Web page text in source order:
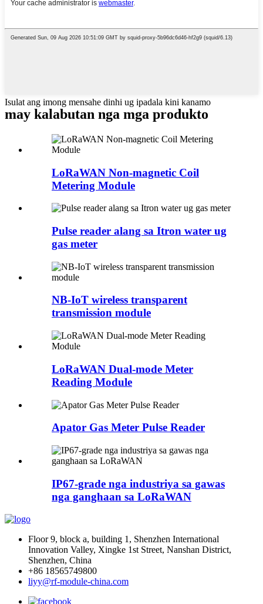
Isulat ang imong mensahe dinhi ug ipadala kini kanamo
may kalabutan nga mga produkto
LoRaWAN Non-magnetic Coil
Metering Module
Pulse reader alang sa Itron water ug
gas meter
NB-IoT wireless transparent
transmission module
LoRaWAN Dual-mode Meter
Reading Module
Apator Gas Meter Pulse Reader
IP67-grade nga industriya sa gawas
nga ganghaan sa LoRaWAN
Floor 9, block a, building 1, Shenzhen International
Innovation Valley, Xingke 1st Street, Nanshan District,
Shenzhen, China
+86 18565749800
liyy@rf-module-china.com